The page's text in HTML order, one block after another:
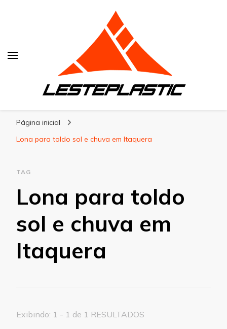
Página inicial
Lona para toldo sol e chuva em Itaquera
TAG
Lona para toldo
sol e chuva em
Itaquera
Exibindo: 1 - 1 de 1 RESULTADOS